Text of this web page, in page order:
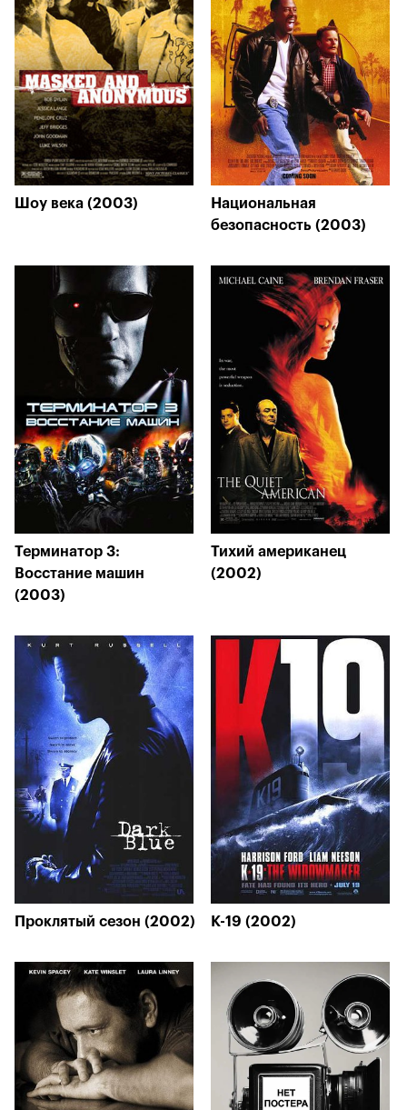
Шоу века (2003)
Национальная
безопасность (2003)
Терминатор 3:
Восстание машин
(2003)
Тихий американец
(2002)
Проклятый сезон (2002) K-19 (2002)